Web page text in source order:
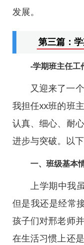
发展。
第三篇：
-学期班主任工
又迎来了一
我担任xx班的班
认真、细心、耐
进步与突破。以
一、班级基本
上学期中我
但是我还是经常
孩子们对邢老师
在生活习惯上还